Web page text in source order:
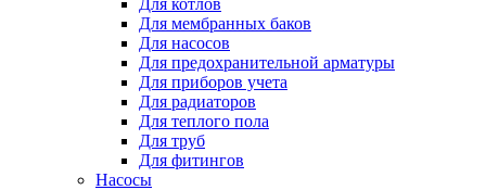
Для котлов
Для мембранных баков
Для насосов
Для предохранительной арматуры
Для приборов учета
Для радиаторов
Для теплого пола
Для труб
Для фитингов
Насосы